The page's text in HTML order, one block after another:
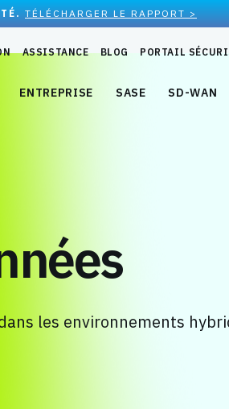
TÉLÉCHARGER LE RAPPORT >
ASSISTANCE BLOG PORTAIL
ENTREPRISE SASE SD-WAN
les environnements